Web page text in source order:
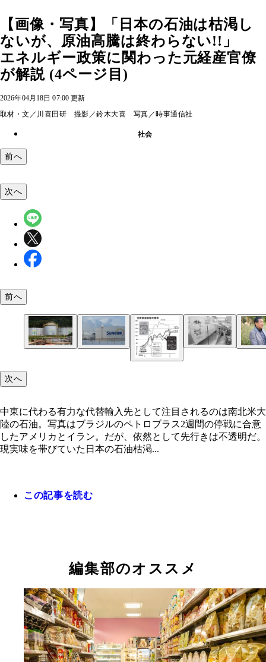
【画像・写真】「日本の石油は枯渇し
ないが、原油高騰は終わらない!!」
エネルギー政策に関わった元経産官僚
が解説 (4ページ目)
2026年04月18日 07:00 更新
取材・文／川喜田研 撮影／鈴木大喜 写真／時事通信社
社会
前へ
中東に代わる有力な代替輸入先として注目される
代替輸入先の候補のひとつであるカナダのサンコ
『インベスティングドットコム』を基に編集部作
WTI・ブレントは先物（5月限）、ドバイはスワッ
を使用
1973年、商品が消えたスーパー。第1次オイルショ
次へ
前へ
次へ
中東に代わる有力な代替輸入先として注目されるのは南北米大
陸の石油。写真はブラジルのペトロブラス2週間の停戦に合意
したアメリカとイラン。だが、依然として先行きは不透明だ。
現実味を帯びていた日本の石油枯渇...
この記事を読む
編集部のオススメ